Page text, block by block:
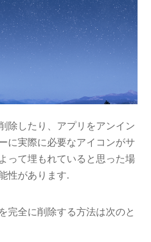
除したり、アプリをアンイン
に実際に必要なアイコンがサ
って埋もれていると思った場
性があります.
完全に削除する方法は次のと